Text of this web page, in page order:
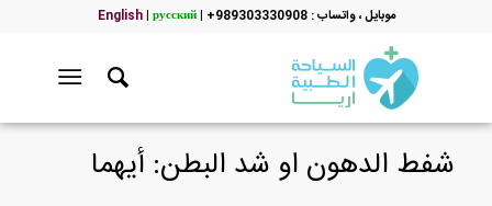
موبایل ، واتساب : 989303330908+ |
English| русский
شفط الدهون او شد البطن: أيهما